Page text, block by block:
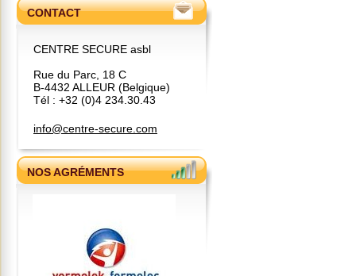
CONTACT
CENTRE SECURE asbl
Rue du Parc, 18 C
B-4432 ALLEUR (Belgique)
Tél : +32 (0)4 234.30.43
info@centre-secure.com
NOS AGRÉMENTS